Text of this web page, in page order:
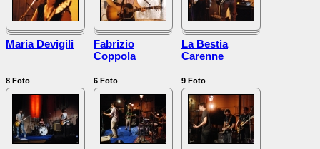
Maria Devigili
8 Foto
Fabrizio
Coppola
6 Foto
La Bestia
Carenne
9 Foto